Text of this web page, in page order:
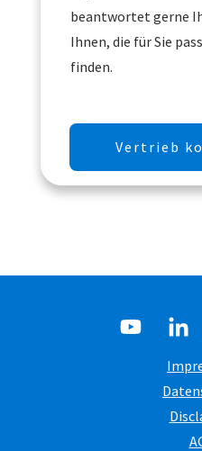
beantwortet gerne
Ihnen, die für Sie
finden.
Vertrieb